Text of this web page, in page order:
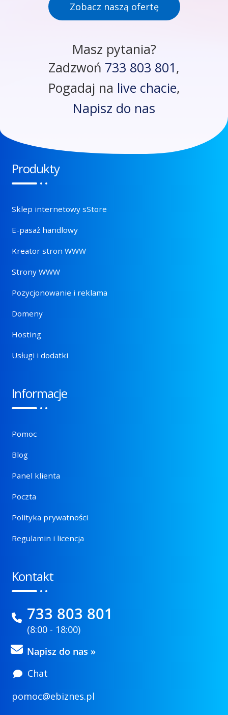
Zobacz naszą ofertę
Masz pytania?
Zadzwoń 733 803 801,
Pogadaj na live chacie,
Napisz do nas
Produkty
Sklep internetowy sStore
E-pasaż handlowy
Kreator stron WWW
Strony WWW
Pozycjonowanie i reklama
Domeny
Hosting
Usługi i dodatki
Informacje
Pomoc
Blog
Panel klienta
Poczta
Polityka prywatności
Regulamin i licencja
Kontakt
733 803 801
(8:00 - 18:00)
Napisz do nas »
Chat
pomoc@ebiznes.pl